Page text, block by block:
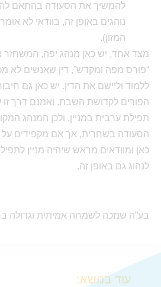
עוד בנושא:
להמשיך את הסעודה בהתאם
נוהגים באופן זה, בוודאי לא
המזון).
מצד אחד, יש כאן מנהג יפה, המשחזר
“פורס מפה ומקדש”, דין שאנשים לא
ללמוד וליישם את הדין. יש כאן גם
הפורים לקדושת השבת. ואמנם דרך זו
תפילת ערבית במניין, ולכן המנהג
הסעודה בשחרית, אך אם מקפידים על
כאן ומוודאים מראש שיהיה מניין
לנהוג גם באופן זה.
בע”ה שנזכה לשמחה אמיתית וגדולה